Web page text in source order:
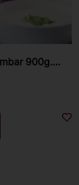
900g.